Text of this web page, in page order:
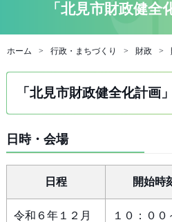
「北見市財政健全
ホーム 行政・まちづくり 財政
「北見市財政健全化計画
日時・会場
日程 開始時
令和６年１２月
１０：００